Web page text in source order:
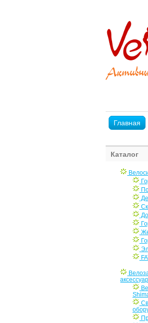
Главная
Каталог